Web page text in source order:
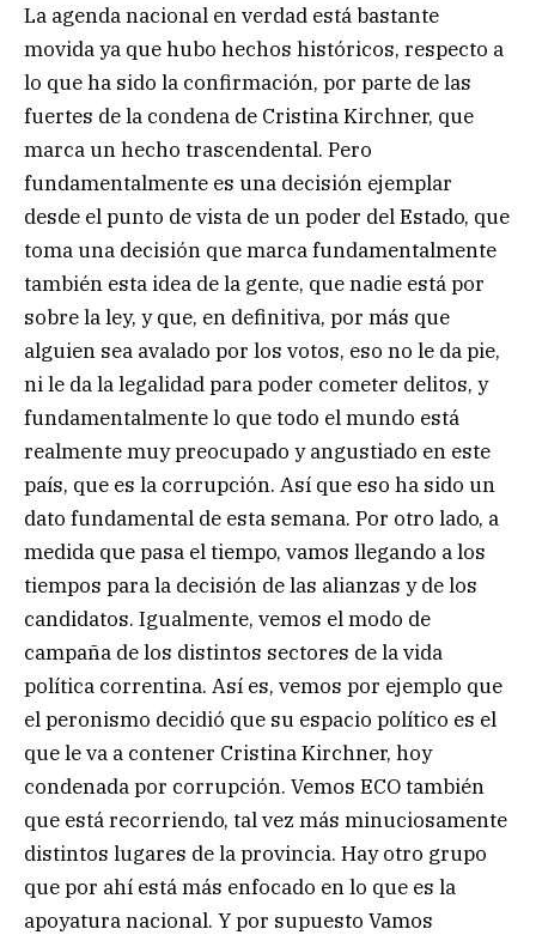
La agenda nacional en verdad está bastante
movida ya que hubo hechos históricos, respecto a
lo que ha sido la confirmación, por parte de las
fuertes de la condena de Cristina Kirchner, que
marca un hecho trascendental. Pero
fundamentalmente es una decisión ejemplar
desde el punto de vista de un poder del Estado, que
toma una decisión que marca fundamentalmente
también esta idea de la gente, que nadie está por
sobre la ley, y que, en definitiva, por más que
alguien sea avalado por los votos, eso no le da pie,
ni le da la legalidad para poder cometer delitos, y
fundamentalmente lo que todo el mundo está
realmente muy preocupado y angustiado en este
país, que es la corrupción. Así que eso ha sido un
dato fundamental de esta semana. Por otro lado, a
medida que pasa el tiempo, vamos llegando a los
tiempos para la decisión de las alianzas y de los
candidatos. Igualmente, vemos el modo de
campaña de los distintos sectores de la vida
política correntina. Así es, vemos por ejemplo que
el peronismo decidió que su espacio político es el
que le va a contener Cristina Kirchner, hoy
condenada por corrupción. Vemos ECO también
que está recorriendo, tal vez más minuciosamente
distintos lugares de la provincia. Hay otro grupo
que por ahí está más enfocado en lo que es la
apoyatura nacional. Y por supuesto Vamos